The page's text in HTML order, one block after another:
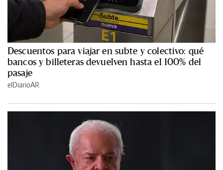
Descuentos para viajar en subte y colectivo: qué
bancos y billeteras devuelven hasta el 100% del
pasaje
elDiarioAR